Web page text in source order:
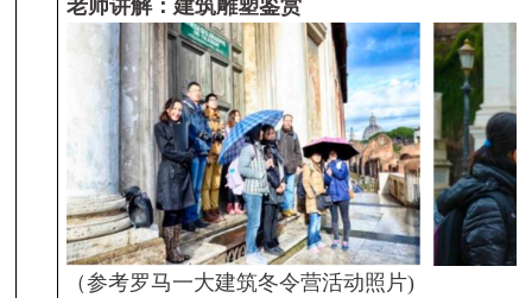
老师讲解：建筑雕塑鉴赏
（参考罗马一大建筑冬令营活动照片)